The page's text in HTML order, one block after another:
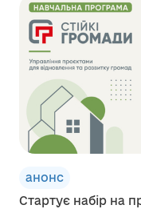
анонс
Стартує набір на